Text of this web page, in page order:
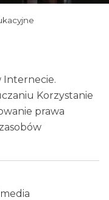
Internecie.
Korzystanie
prawa